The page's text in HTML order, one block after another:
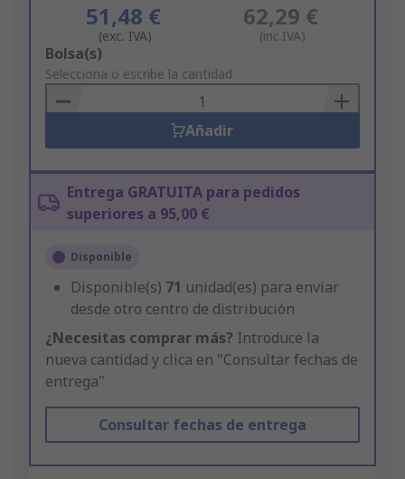
51,48 €
(exc. IVA)
62,29 €
(inc.IVA)
Add
to
Basket
Bolsa(s)
Selecciona o escribe la cantidad
Añadir
Entrega GRATUITA para pedidos
superiores a 95,00 €
Disponible
Disponible(s) 71 unidad(es) para enviar
desde otro centro de distribución
¿Necesitas comprar más? Introduce la
nueva cantidad y clica en "Consultar fechas de
entrega"
Consultar fechas de entrega